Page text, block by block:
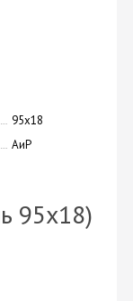
95х18
АиР
95х18)